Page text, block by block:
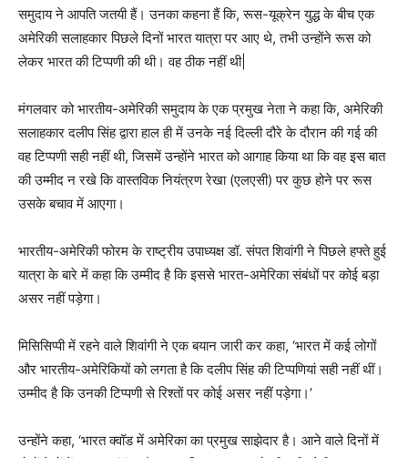
समुदाय ने आपति जतयी हैं। उनका कहना हैं कि, रूस-यूक्रेन युद्ध के बीच एक
अमेरिकी सलाहकार पिछले दिनों भारत यात्रा पर आए थे, तभी उन्होंने रूस को
लेकर भारत की टिप्पणी की थी। वह ठीक नहीं थी|
मंगलवार को भारतीय-अमेरिकी समुदाय के एक प्रमुख नेता ने कहा कि, अमेरिकी
सलाहकार दलीप सिंह द्वारा हाल ही में उनके नई दिल्ली दौरे के दौरान की गई की
वह टिप्पणी सही नहीं थी, जिसमें उन्होंने भारत को आगाह किया था कि वह इस बात
की उम्मीद न रखे कि वास्तविक नियंत्रण रेखा (एलएसी) पर कुछ होने पर रूस
उसके बचाव में आएगा।
भारतीय-अमेरिकी फोरम के राष्ट्रीय उपाध्यक्ष डॉ. संपत शिवांगी ने पिछले हफ्ते हुई
यात्रा के बारे में कहा कि उम्मीद है कि इससे भारत-अमेरिका संबंधों पर कोई बड़ा
असर नहीं पड़ेगा।
मिसिसिप्पी में रहने वाले शिवांगी ने एक बयान जारी कर कहा, ‘भारत में कई लोगों
और भारतीय-अमेरिकियों को लगता है कि दलीप सिंह की टिप्पणियां सही नहीं थीं।
उम्मीद है कि उनकी टिप्पणी से रिश्तों पर कोई असर नहीं पड़ेगा।’
उन्होंने कहा, ‘भारत क्वॉड में अमेरिका का प्रमुख साझेदार है। आने वाले दिनों में